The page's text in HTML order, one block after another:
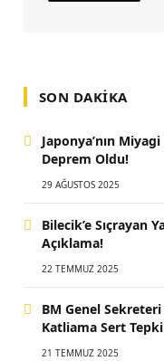
SON DAKIKA
Japonya’nın
Deprem Oldu!
29 AĞUSTOS 2025
Bilecik’e Sıçrayan
Açıklama!
22 TEMMUZ 2025
BM Genel Sekreteri
Katliama Sert Tepki
21 TEMMUZ 2025